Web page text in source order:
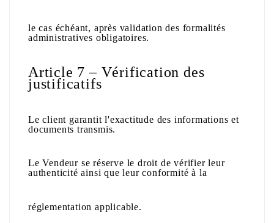
le cas échéant, après validation des formalités
administratives obligatoires.
Article 7 – Vérification des
justificatifs
Le client garantit l'exactitude des informations et
documents transmis.
Le Vendeur se réserve le droit de vérifier leur
authenticité ainsi que leur conformité à la
réglementation applicable.